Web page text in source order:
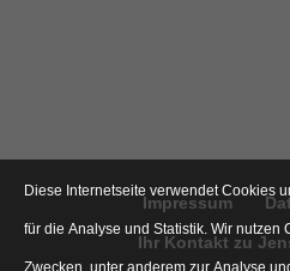
Impressum
Ihr Kontakt zu
Diese Internetseite verwendet Cookies
für die Analyse und Statistik. Wir nutzen
Zwecken, unter anderem zur Analyse